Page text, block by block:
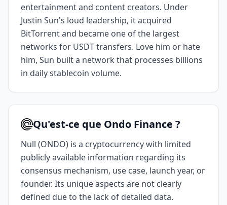
entertainment and content creators. Under
Justin Sun's loud leadership, it acquired
BitTorrent and became one of the largest
networks for USDT transfers. Love him or hate
him, Sun built a network that processes billions
in daily stablecoin volume.
Qu'est-ce que Ondo Finance ?
Null (ONDO) is a cryptocurrency with limited
publicly available information regarding its
consensus mechanism, use case, launch year, or
founder. Its unique aspects are not clearly
defined due to the lack of detailed data.